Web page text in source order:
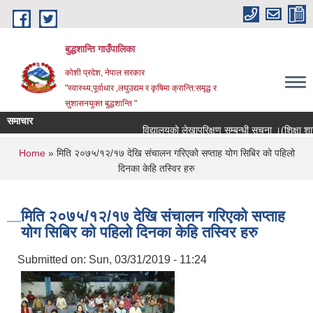
Skip to main content
बुद्धशान्ति गाउँपालिका
कोशी प्रदेश, नेपाल सरकार
"स्वास्थ्य,पूर्वाधार ,लघुउद्यम र कृषिमा क्रान्ति:समृद्ध र
सुशासनयुक्त बुद्धशान्ति "
समाचार
विद्यालयको लेखापरिक्षण सम्बन्धी सूचना ।(शिक्षा शाखा)
You are here
Home» मिति २०७५/१२/१७ देखि संचालन गरिएको सप्ताह योग सिबिर को पहिलो
दिनका केहि तस्विर हरु
मिति २०७५/१२/१७ देखि संचालन गरिएको सप्ताह
योग सिबिर को पहिलो दिनका केहि तस्विर हरु
Submitted on: Sun, 03/31/2019 - 11:24